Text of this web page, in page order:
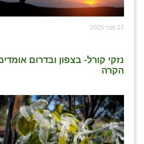
27 פבר 2025
נזקי קורל- בצפון ובדרום
הקרה